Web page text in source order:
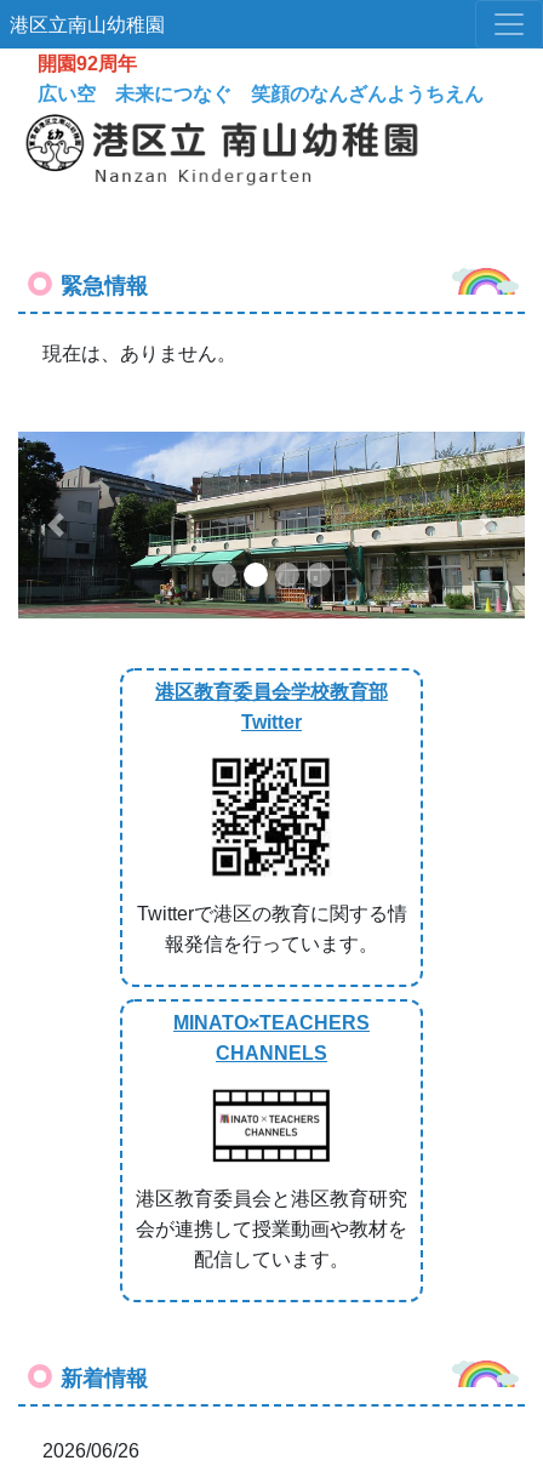
港区立南山幼稚園
開園92周年
広い空 未来につなぐ 笑顔のなんざんようちえん
緊急情報
現在は、ありません。
Previous Next
港区教育委員会学校教育部
Twitter
Twitterで港区の教育に関する情
報発信を行っています。
MINATO×TEACHERS
CHANNELS
港区教育委員会と港区教育研究
会が連携して授業動画や教材を
配信しています。
新着情報
2026/06/26